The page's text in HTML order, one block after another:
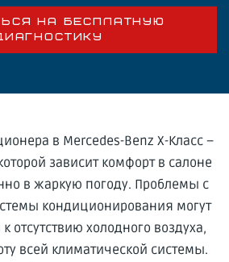
НА БЕСПЛАТНУЮ
в Mercedes-Benz X-Класс –
зависит комфорт в салоне
в жаркую погоду. Проблемы с
кондиционирования могут
отсутствию холодного воздуха,
всей климатической системы.